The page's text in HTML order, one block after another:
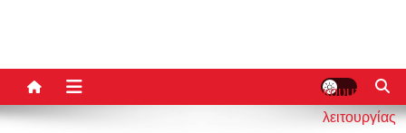
κουμπί
λειτουργίας